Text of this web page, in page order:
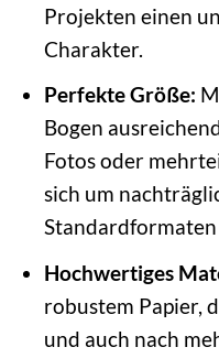
Projekten einen
Charakter.
Perfekte Größe:
Bogen
Fotos oder
sich um
Standardformaten
Hochwertiges
robustem Papier,
und auch nach